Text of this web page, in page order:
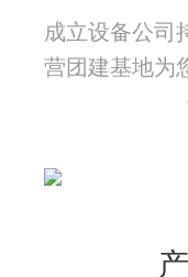
成立设备公司
营团建基地为